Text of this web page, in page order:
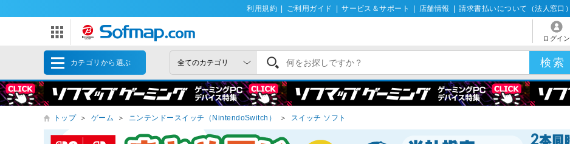
利用規約 ご利用ガイド サービス＆サポート 店舗情報 請求書払いについて（法人窓口）
ログイン
カテゴリから選ぶ
トップ ＞ ゲーム ＞ ニンテンドースイッチ（NintendoSwitch） ＞ スイッチ ソフト